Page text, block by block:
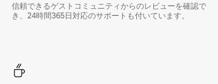
信頼できるゲストコミュニティからのレビューを確認で
き、24時間365日対応のサポートも付いています。